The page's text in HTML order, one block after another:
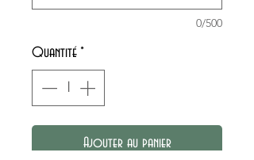
0/500
Quantité *
Ajouter au panier